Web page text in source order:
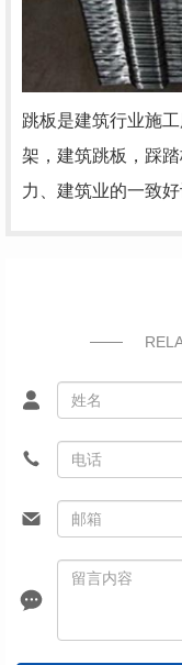
跳板是建筑行业施
架，建筑跳板，踩
力、建筑业的一致好